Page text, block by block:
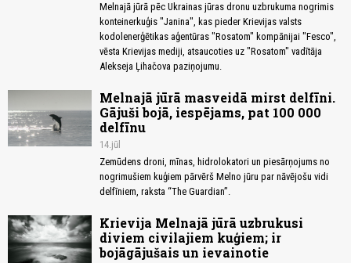
Melnajā jūrā pēc Ukrainas jūras dronu uzbrukuma nogrimis
konteinerkuģis "Janina", kas pieder Krievijas valsts
kodolenerģētikas aģentūras "Rosatom" kompānijai "Fesco",
vēsta Krievijas mediji, atsaucoties uz "Rosatom" vadītāja
Alekseja Ļihačova paziņojumu.
Melnajā jūrā masveidā mirst delfīni.
Gājuši bojā, iespējams, pat 100 000
delfīnu
14.jūl
Zemūdens droni, mīnas, hidrolokatori un piesārņojums no
nogrimušiem kuģiem pārvērš Melno jūru par nāvējošu vidi
delfīniem, raksta “The Guardian”.
Krievija Melnajā jūrā uzbrukusi
diviem civilajiem kuģiem; ir
bojāgājušais un ievainotie